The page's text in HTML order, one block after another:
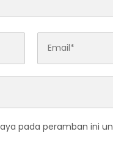
pada peramban ini